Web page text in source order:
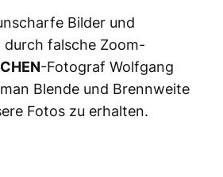
Bilder und
durch falsche Zoom-
-Fotograf Wolfgang
Blende und Brennweite
Fotos zu erhalten.